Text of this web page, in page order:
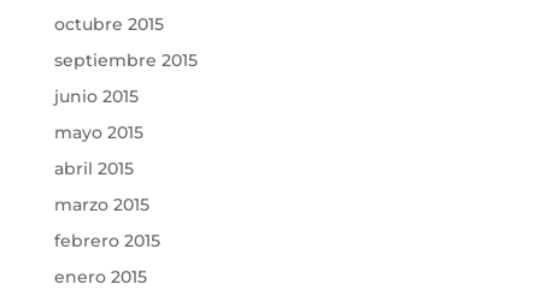
octubre 2015
septiembre 2015
junio 2015
mayo 2015
abril 2015
marzo 2015
febrero 2015
enero 2015